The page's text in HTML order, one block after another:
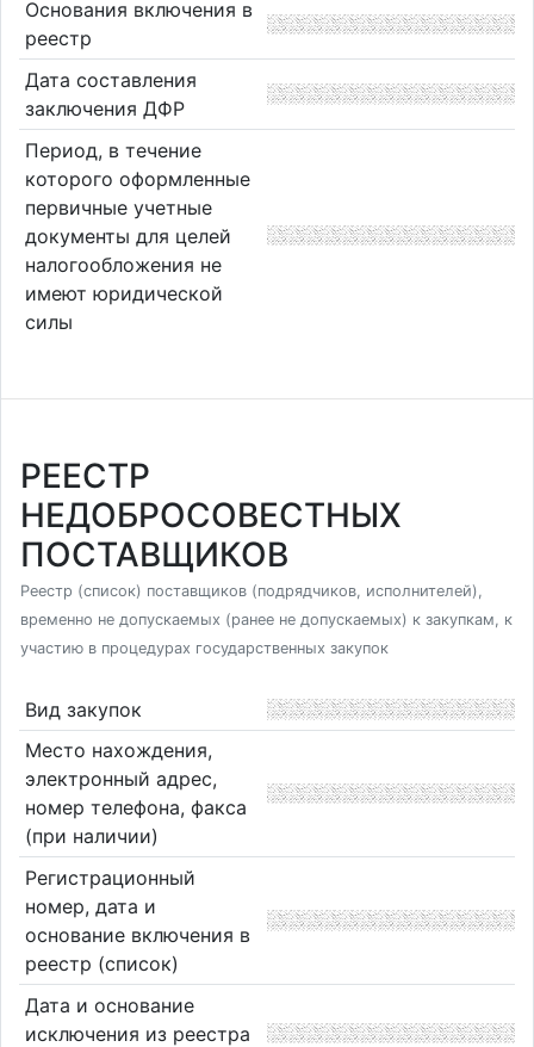
Основания включения в
реестр
Дата составления
заключения ДФР
Период, в течение
которого оформленные
первичные учетные
документы для целей
налогообложения не
имеют юридической
силы
РЕЕСТР
НЕДОБРОСОВЕСТНЫХ
ПОСТАВЩИКОВ
Реестр (список) поставщиков (подрядчиков, исполнителей),
временно не допускаемых (ранее не допускаемых) к закупкам, к
участию в процедурах государственных закупок
Вид закупок
Место нахождения,
электронный адрес,
номер телефона, факса
(при наличии)
Регистрационный
номер, дата и
основание включения в
реестр (список)
Дата и основание
исключения из реестра